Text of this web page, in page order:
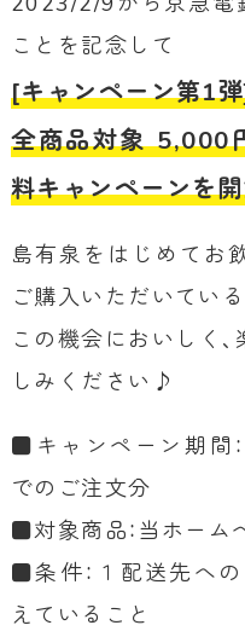
ことを記念して
[キャンペーン第1
全商品対象 5,000
料キャンペーンを開
島有泉をはじめてお
ご購入いただいてい
この機会においしく
しみください♪
■キャンペーン期間
でのご注文分
■対象商品：当ホーム
■条件：１配送先へ
えていること